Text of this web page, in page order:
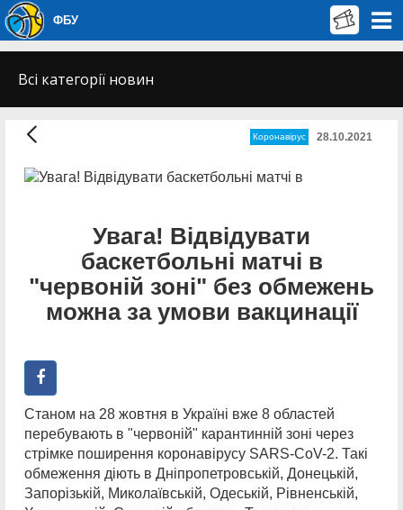
ФБУ
Всі категорії новин
Коронавірус 28.10.2021
Увага! Відвідувати
баскетбольні матчі в
"червоній зоні" без обмежень
можна за умови вакцинації
Станом на 28 жовтня в Україні вже 8 областей
перебувають в "червоній" карантинній зоні через
стрімке поширення коронавірусу SARS-CoV-2. Такі
обмеження діють в Дніпропетровській, Донецькій,
Запорізькій, Миколаївській, Одеській, Рівненській,